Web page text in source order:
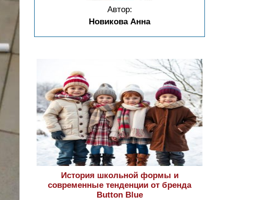
Автор:
Новикова Анна
История школьной формы и
современные тенденции от бренда
Button Blue